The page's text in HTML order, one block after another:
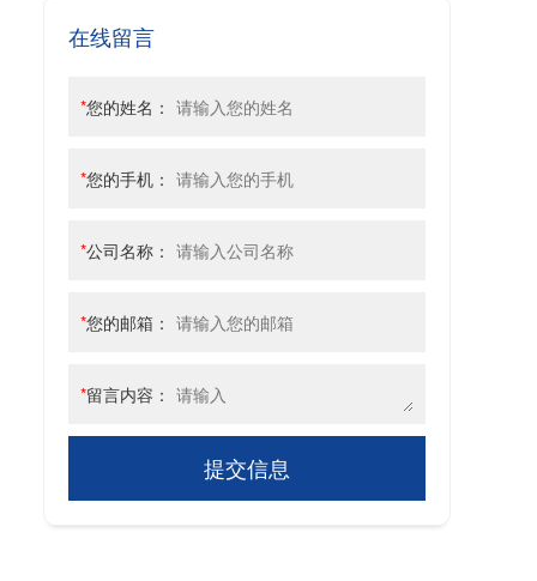
在线留言
*您的姓名：
*您的手机：
*公司名称：
*您的邮箱：
*留言内容：
提交信息